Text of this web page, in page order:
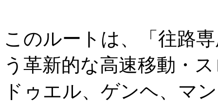
このルートは、「往路
う革新的な高速移動・
ドゥエル、ゲンヘ、マ